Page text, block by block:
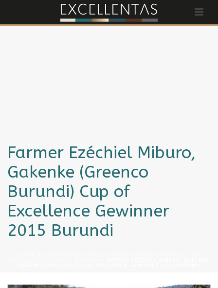
Farmer Ezéchiel Miburo,
Gakenke (Greenco
Burundi) Cup of
Excellence Gewinner
2015 Burundi